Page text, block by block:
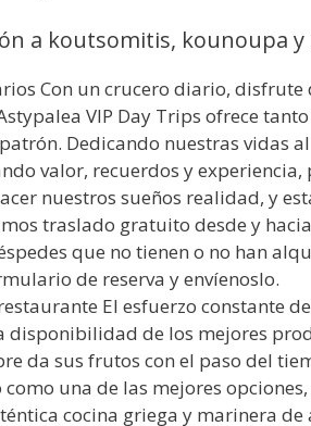
a koutsomitis, kounoupa
Con un crucero diario,
VIP Day Trips ofrece
Dedicando nuestras vidas
valor, recuerdos y
nuestros sueños realidad, y
traslado gratuito desde y
que no tienen o no han
de reserva y envíenoslo.
El esfuerzo constante
disponibilidad de los mejores
da sus frutos con el paso del
una de las mejores
cocina griega y marinera